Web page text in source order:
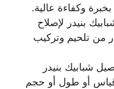
وكفاءة عالية.
بنيدر لإصلاح
من تلحيم وتركيب
شبابيك بنيدر
أو طول أو حجم